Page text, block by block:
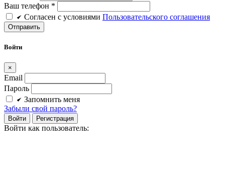
Ваш телефон *
Cогласен c условиями Пользовательского соглашения
Войти
×
Email
Пароль
Запомнить меня
Забыли свой пароль?
Войти Регистрация
Войти как пользователь: